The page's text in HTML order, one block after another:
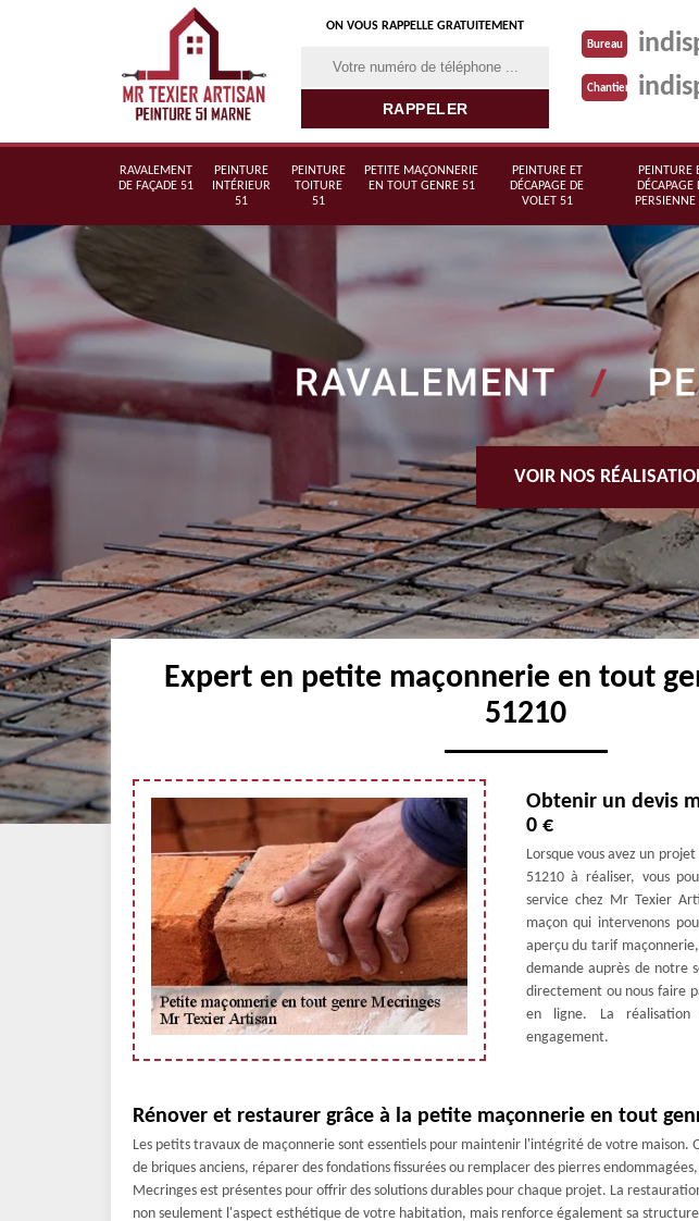
ON VOUS RAPPELLE GRATUITEMENT
Bureau
Chantier
RAVALEMENT
DE FAÇADE 51
PEINTURE
INTÉRIEUR
51
PEINTURE
TOITURE
51
PETITE MAÇONNERIE
EN TOUT GENRE 51
PEINTURE ET
DÉCAPAGE DE
VOLET 51
PEINTURE
DÉCAPAGE
VOIR NOS
Expert en petite maçonnerie en tout
51210
Obtenir un devis
0 €
Lorsque vous avez un
51210 à réaliser, vous
service chez Mr Texier
maçon qui intervenons
aperçu du tarif
demande auprès de notre
directement ou nous faire
en ligne. La
engagement.
Rénover et restaurer grâce à la petite maçonnerie en tout
Les petits travaux de maçonnerie sont essentiels pour maintenir l'intégrité de votre maison.
de briques anciens, réparer des fondations fissurées ou remplacer des pierres
Mecringes est présentes pour offrir des solutions durables pour chaque projet. La
non seulement l'aspect esthétique de votre habitation, mais renforce également sa